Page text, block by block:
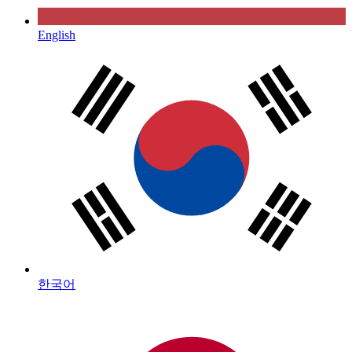
English
한국어